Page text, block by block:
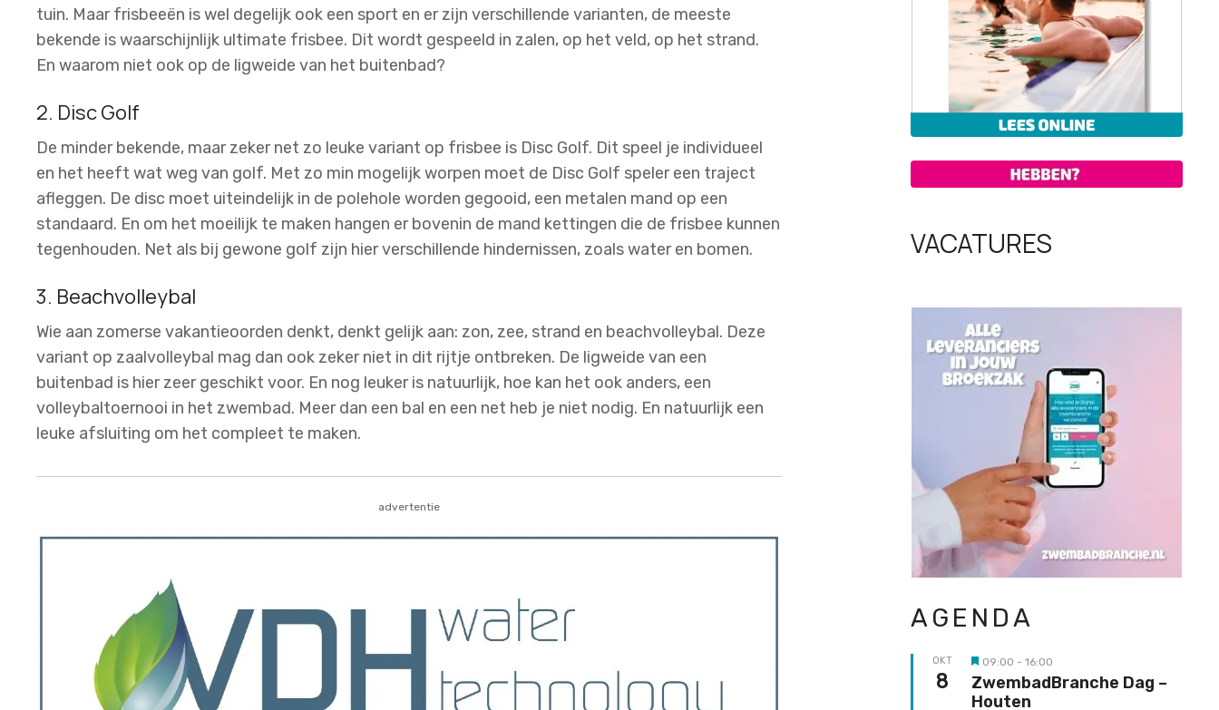
tuin. Maar frisbeeën is wel degelijk ook een sport en er zijn verschillende varianten, de meeste
bekende is waarschijnlijk ultimate frisbee. Dit wordt gespeeld in zalen, op het veld, op het strand.
En waarom niet ook op de ligweide van het buitenbad?
2. Disc Golf
De minder bekende, maar zeker net zo leuke variant op frisbee is Disc Golf. Dit speel je individueel
en het heeft wat weg van golf. Met zo min mogelijk worpen moet de Disc Golf speler een traject
afleggen. De disc moet uiteindelijk in de polehole worden gegooid, een metalen mand op een
standaard. En om het moeilijk te maken hangen er bovenin de mand kettingen die de frisbee kunnen
tegenhouden. Net als bij gewone golf zijn hier verschillende hindernissen, zoals water en bomen.
3. Beachvolleybal
Wie aan zomerse vakantieoorden denkt, denkt gelijk aan: zon, zee, strand en beachvolleybal. Deze
variant op zaalvolleybal mag dan ook zeker niet in dit rijtje ontbreken. De ligweide van een
buitenbad is hier zeer geschikt voor. En nog leuker is natuurlijk, hoe kan het ook anders, een
volleybaltoernooi in het zwembad. Meer dan een bal en een net heb je niet nodig. En natuurlijk een
leuke afsluiting om het compleet te maken.
advertentie
VACATURES
AGENDA
OKT
8 Uitgelicht
09:00 - 16:00
ZwembadBranche Dag –
Houten